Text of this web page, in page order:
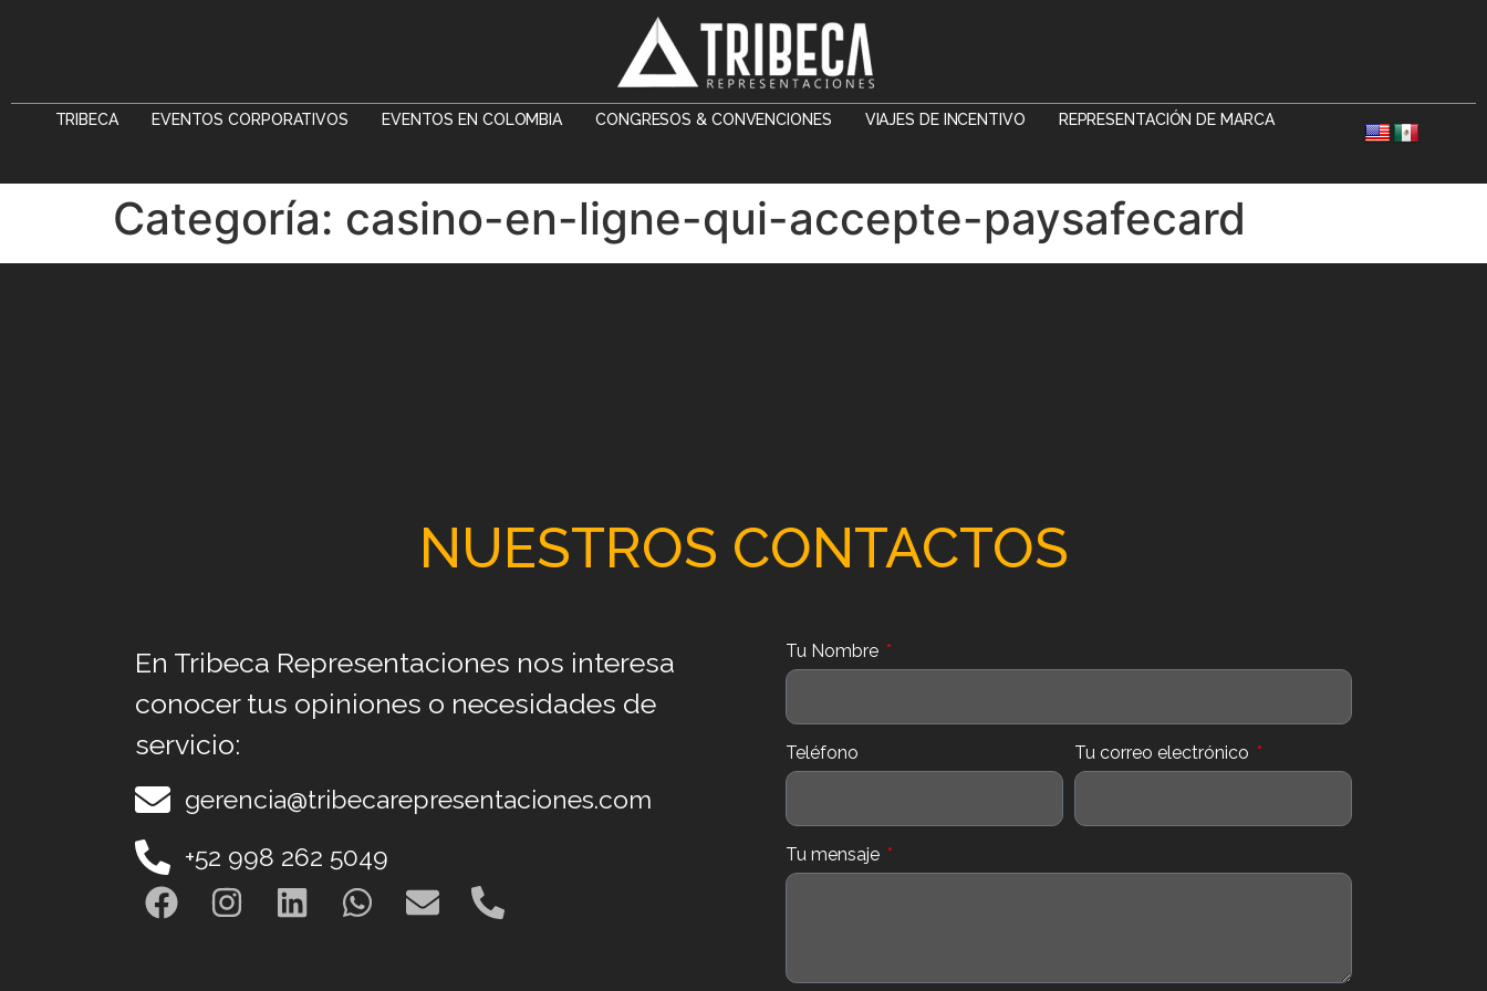
TRIBECA EVENTOS CORPORATIVOS EVENTOS EN COLOMBIA CONGRESOS & CONVENCIONES VIAJES DE INCENTIVO
REPRESENTACIÓN DE MARCA
Categoría: casino-en-ligne-qui-accepte-paysafecard
NUESTROS CONTACTOS
En Tribeca Representaciones nos interesa
conocer tus opiniones o necesidades de
servicio:
gerencia@tribecarepresentaciones.com
+52 998 262 5049
Tu Nombre
Teléfono Tu correo electrónico
Tu mensaje